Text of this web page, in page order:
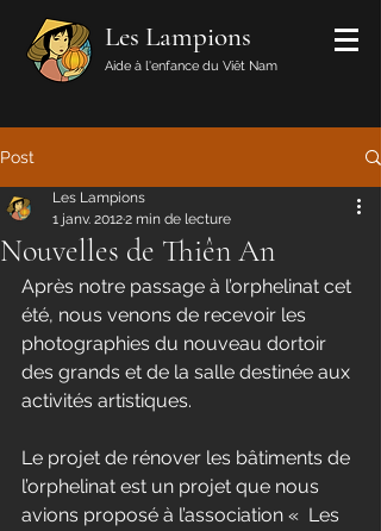
Les Lampions
Aide à l'enfance du Viêt Nam
Post
Nouvelles de Thiên An
Les Lampions
1 janv. 20122 min de lecture
Après notre passage à l’orphelinat cet
été, nous venons de recevoir les
photographies du nouveau dortoir
des grands et de la salle destinée aux
activités artistiques.
Le projet de rénover les bâtiments de
l’orphelinat est un projet que nous
avions proposé à l’association «  Les